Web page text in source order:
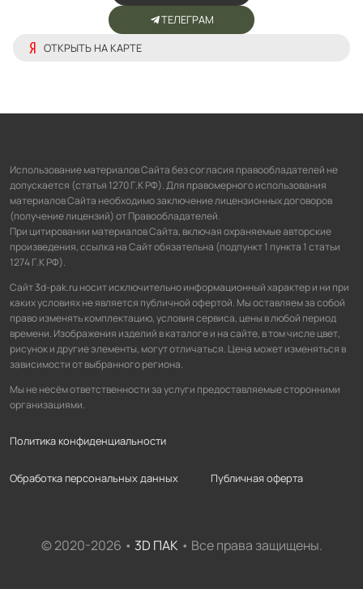
ОТКРЫТЬ НА КАРТЕ
ТЕЛЕГРАМ
Использование материалов Сайта без согласия правообладателей не
допускается (статья 1270 Г.К РФ). Для правомерного использования
материалов Сайта необходимо заключение лицензионных договоров
(получение лицензий) от Правообладателей.
При цитировании материалов Сайта, включая охраняемые авторские
произведения, ссылка на Сайт обязательна (подпункт 1 пункта 1 статьи
1274 Г.К РФ).
Сайт 3d-pak.ru носит исключительно информационный характер и ни при
каких условиях не является публичной офертой. Мы оставляем за собой
право изменять комплектацию, условия сервиса, цены в любой период
времени. Изображения изделий в каталоге и на сайте, в том числе цвет,
рисунок и другие элементы, могут отличаться. Цена может изменяться в
зависимости от выбранного региона.
Мы не несём ответственности за услуги предоставляемые сторонними
организациями.
Политика конфиденциальности
Обработка персональных данных Публичная оферта
© 2020-2026 • 3D ПАК• Все права защищены.